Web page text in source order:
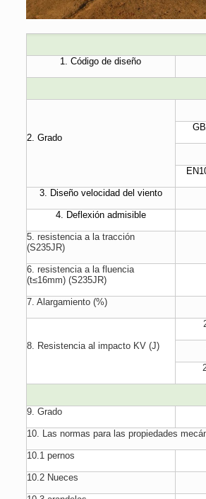
1. Código de diseño
2. Grado
3. Diseño velocidad del viento
4. Deflexión admisible
5. resistencia a la tracción
(S235JR)
6. resistencia a la fluencia
(t≤16mm) (S235JR)
7. Alargamiento (%)
8. Resistencia al impacto KV (J)
9. Grado
10. Las normas para las propiedades
10.1 pernos
10.2 Nueces